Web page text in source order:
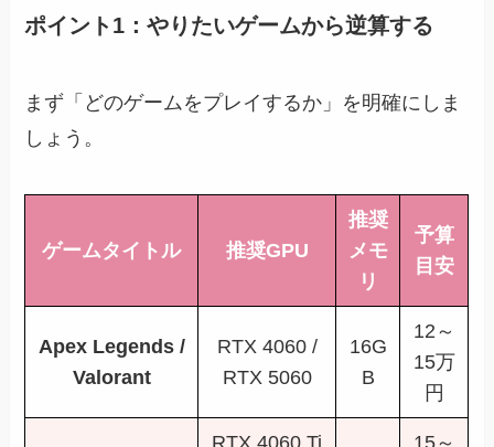
ポイント1：やりたいゲームから逆算する
まず「どのゲームをプレイするか」を明確にしま
しょう。
ゲームタイトル 推奨GPU
推奨
メモ
リ
予算
目安
Apex Legends /
Valorant
RTX 4060 /
RTX 5060
16G
B
12～
15万
円